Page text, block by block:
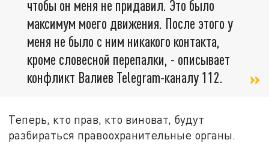
чтобы он меня не придавил. Это было
максимум моего движения. После этого у
меня не было с ним никакого контакта,
кроме словесной перепалки, - описывает
конфликт Валиев Telegram-каналу 112.
Теперь, кто прав, кто виноват, будут
разбираться правоохранительные органы.